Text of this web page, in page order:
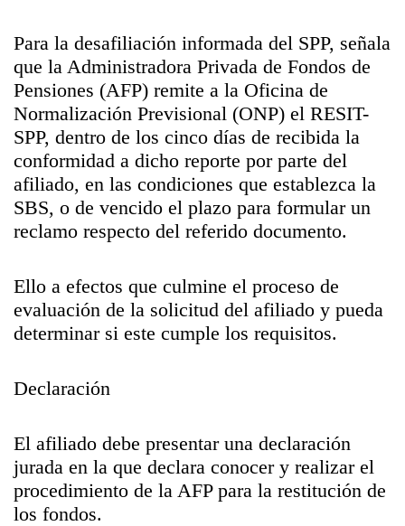
Para la desafiliación informada del SPP, señala
que la Administradora Privada de Fondos de
Pensiones (AFP) remite a la Oficina de
Normalización Previsional (ONP) el RESIT-
SPP, dentro de los cinco días de recibida la
conformidad a dicho reporte por parte del
afiliado, en las condiciones que establezca la
SBS, o de vencido el plazo para formular un
reclamo respecto del referido documento.
Ello a efectos que culmine el proceso de
evaluación de la solicitud del afiliado y pueda
determinar si este cumple los requisitos.
Declaración
El afiliado debe presentar una declaración
jurada en la que declara conocer y realizar el
procedimiento de la AFP para la restitución de
los fondos.